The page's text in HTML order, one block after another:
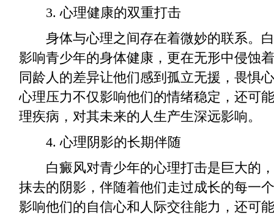
3. 心理健康的双重打击
身体与心理之间存在着微妙的联系。白
影响青少年的身体健康，更在无形中侵蚀
同龄人的差异让他们感到孤立无援，畏惧
心理压力不仅影响他们的情绪稳定，还可
理疾病，对其未来的人生产生深远影响。
4. 心理阴影的长期伴随
白癜风对青少年的心理打击是巨大的，
抹去的阴影，伴随着他们走过成长的每一
影响他们的自信心和人际交往能力，还可